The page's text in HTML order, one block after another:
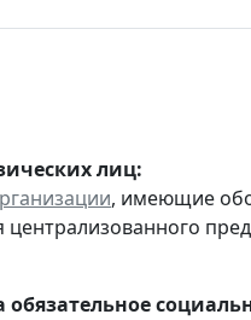
лиц:
, имеющие
централизованного
обязательное